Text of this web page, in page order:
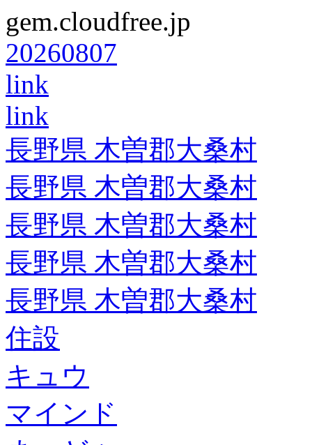
gem.cloudfree.jp
20260807
link
link
長野県 木曽郡大桑村
長野県 木曽郡大桑村
長野県 木曽郡大桑村
長野県 木曽郡大桑村
長野県 木曽郡大桑村
住設
キュウ
マインド